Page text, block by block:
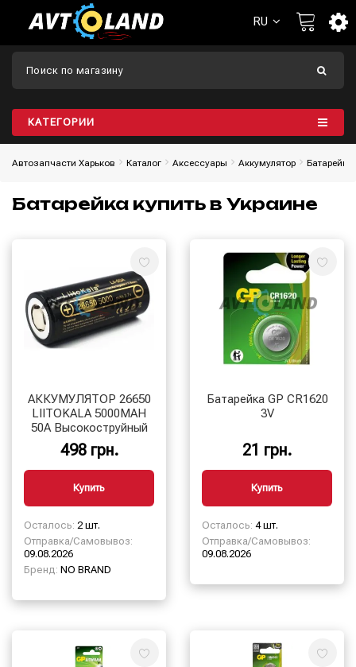
RU
КАТЕГОРИИ
Автозапчасти Харьков Каталог Aксессуары Аккумулятор Батарейка
Батарейка купить в Украине
АККУМУЛЯТОР 26650
LIITOKALA 5000MAH
50A Высокоструйный
498 грн.
Купить
Осталось: 2 шт.
Отправка/Самовывоз:
09.08.2026
Бренд: NO BRAND
Батарейка GP CR1620
3V
21 грн.
Купить
Осталось: 4 шт.
Отправка/Самовывоз:
09.08.2026